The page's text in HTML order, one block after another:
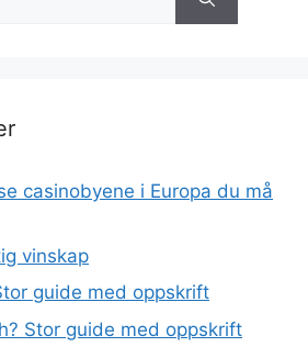
casinobyene i Europa du må
vinskap
guide med oppskrift
Stor guide med oppskrift